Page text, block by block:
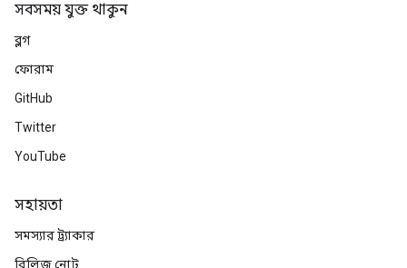
সবসময় যুক্ত থাকুন
ব্লগ
ফোরাম
GitHub
Twitter
YouTube
সহায়তা
সমস্যার ট্র্যাকার
রিলিজ নোট